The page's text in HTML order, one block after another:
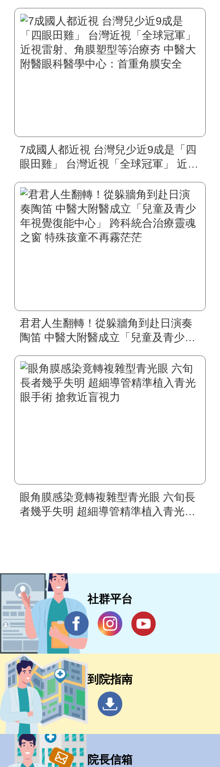
7成國人都近視 台灣兒少近9成是「四
眼田雞」 台灣近視「全球冠軍」 近視
眼科醫學中心：首重角膜安全
君君人生翻轉！從躲牆角到赴日演奏
陶笛 中醫大附醫成立「兒童及青少年
窗 特殊孩童不再霧茫茫
眼角膜感染竟轉複雜型青光眼 六旬長
者幾乎失明 超細導管精準植入青光眼
社群平台
到院指南
院長信箱